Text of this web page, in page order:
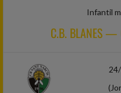
Infantil
C.B. BLANES —